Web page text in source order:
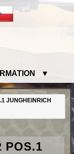
▼
JUNGHEINRICH
POS.1